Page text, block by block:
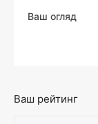
Ваш рейтинг